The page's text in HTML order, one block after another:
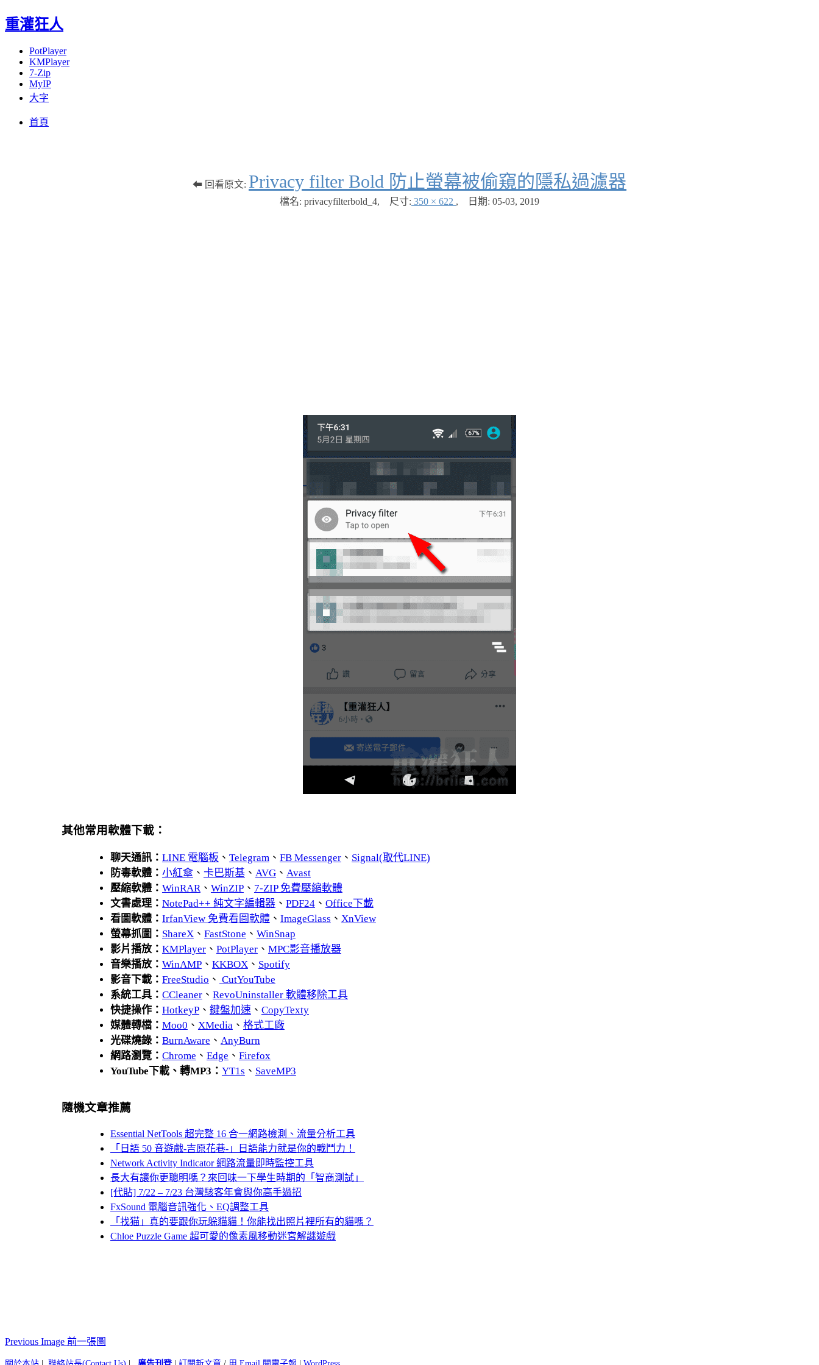
重灌狂人
PotPlayer
KMPlayer
7-Zip
MyIP
大字
首頁
⬅ 回看原文: Privacy filter Bold 防止螢幕被偷窺的隱私過濾器
檔名: privacyfilterbold_4, 尺寸: 350 × 622 , 日期: 05-03, 2019
其他常用軟體下載：
聊天通訊： LINE 電腦板 、 Telegram、 FB Messenger、 Signal(取代LINE)
防毒軟體： 小紅傘 、 卡巴斯基、 AVG、 Avast
壓縮軟體： WinRAR、 WinZIP、 7-ZIP 免費壓縮軟體
文書處理： NotePad++ 純文字編輯器、 PDF24、 Office下載
看圖軟體： IrfanView 免費看圖軟體、 ImageGlass 、 XnView
螢幕抓圖： ShareX、 FastStone 、 WinSnap
影片播放： KMPlayer、 PotPlayer、 MPC影音播放器
音樂播放： WinAMP、 KKBOX、 Spotify
影音下載： FreeStudio 、 CutYouTube
系統工具： CCleaner、 RevoUninstaller 軟體移除工具
快捷操作： HotkeyP、 鍵盤加速、 CopyTexty
媒體轉檔： Moo0 、 XMedia、 格式工廠
光碟燒錄： BurnAware 、 AnyBurn
網路瀏覽： Chrome 、 Edge 、 Firefox
YouTube下載、轉MP3： YT1s 、 SaveMP3
隨機文章推薦
Essential NetTools 超完整 16 合一網路檢測、流量分析工具
「日語 50 音遊戲-吉原花巷-」日語能力就是你的戰鬥力！
Network Activity Indicator 網路流量即時監控工具
長大有讓你更聰明嗎？來回味一下學生時期的「智商測試」
[代貼] 7/22 – 7/23 台灣駭客年會與你高手過招
FxSound 電腦音訊強化、EQ調整工具
「找猫」真的要跟你玩躲貓貓！你能找出照片裡所有的貓嗎？
Chloe Puzzle Game 超可愛的像素風移動迷宮解謎遊戲
Previous Image 前一張圖